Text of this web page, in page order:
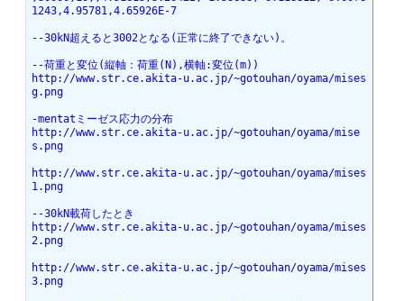
1243,4.95781,4.65926E-7
--30kN超えると3002となる(正常に終了できない)。
--荷重と変位(縦軸：荷重(N),横軸:変位(m))
http://www.str.ce.akita-u.ac.jp/~gotouhan/oyama/mises
g.png
-mentatミーゼス応力の分布
http://www.str.ce.akita-u.ac.jp/~gotouhan/oyama/mise
s.png
http://www.str.ce.akita-u.ac.jp/~gotouhan/oyama/mises
1.png
--30kN載荷したとき
http://www.str.ce.akita-u.ac.jp/~gotouhan/oyama/mises
2.png
http://www.str.ce.akita-u.ac.jp/~gotouhan/oyama/mises
3.png